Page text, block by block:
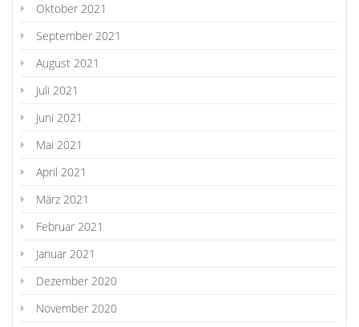
Oktober 2021
September 2021
August 2021
Juli 2021
Juni 2021
Mai 2021
April 2021
März 2021
Februar 2021
Januar 2021
Dezember 2020
November 2020